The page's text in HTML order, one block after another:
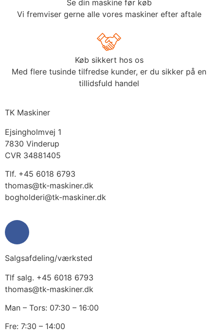
Se din maskine før køb
Vi fremviser gerne alle vores maskiner efter aftale
Køb sikkert hos os
Med flere tusinde tilfredse kunder, er du sikker på en
tillidsfuld handel
TK Maskiner
Ejsingholmvej 1
7830 Vinderup
CVR 34881405
​Tlf. +45 6018 6793
thomas@tk-maskiner.dk
bogholderi@tk-maskiner.dk
Salgsafdeling/værksted
Tlf salg. +45 6018 6793
thomas@tk-maskiner.dk
Man – Tors: 07:30 – 16:00
Fre: 7:30 – 14:00